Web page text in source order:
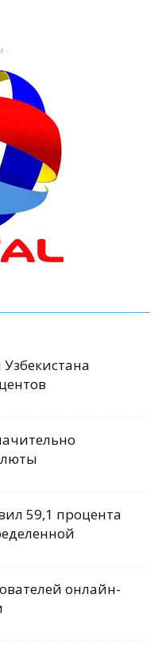
-
59,1 процента
онлайн-